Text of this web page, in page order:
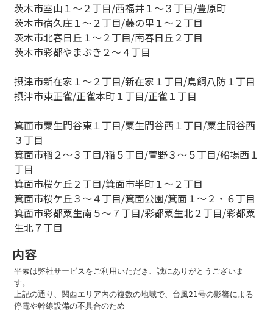
茨木市室山１～２丁目/西福井１～３丁目/豊原町
茨木市宿久庄１～２丁目/藤の里１～２丁目
茨木市北春日丘１～２丁目/南春日丘２丁目
茨木市彩都やまぶき２～４丁目
摂津市新在家１～２丁目/新在家１丁目/鳥飼八防１丁目
摂津市東正雀/正雀本町１丁目/正雀１丁目
箕面市粟生間谷東１丁目/粟生間谷西１丁目/粟生間谷西
３丁目
箕面市稲２～３丁目/稲５丁目/萱野３～５丁目/船場西１
丁目
箕面市桜ケ丘２丁目/箕面市半町１～２丁目
箕面市桜ケ丘３～４丁目/箕面公園/箕面１～２・６丁目
箕面市彩都粟生南５～７丁目/彩都粟生北２丁目/彩都粟
生北７丁目
内容
平素は弊社サービスをご利用いただき、誠にありがとうございま
す。
上記の通り、関西エリア内の複数の地域で、台風21号の影響による
停電や幹線設備の不具合のため